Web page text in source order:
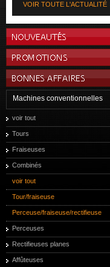
VOIR TOUTE L'ACTUALITÉ
Machines conventionnelles
voir tout
Tours
Fraiseuses
Combinés
voir tout
Tour/fraiseuse
Perceuse/fraiseuse/rectifieuse
Perceuses
Rectifieuses planes
Affûteuses